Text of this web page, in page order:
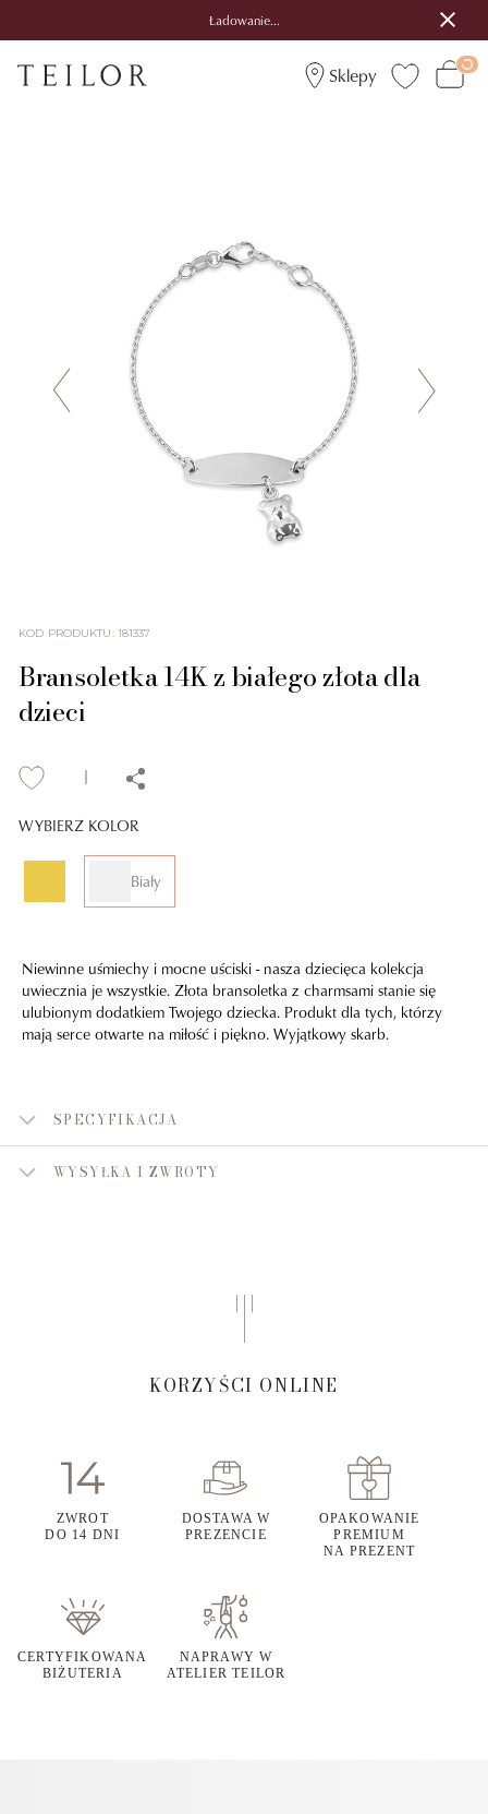
Ładowanie...
Sklepy
KOD PRODUKTU: 181337
Bransoletka 14K z białego złota dla
dzieci
WYBIERZ KOLOR
Biały
Niewinne uśmiechy i mocne uściski - nasza dziecięca kolekcja
uwiecznia je wszystkie. Złota bransoletka z charmsami stanie się
ulubionym dodatkiem Twojego dziecka. Produkt dla tych, którzy
mają serce otwarte na miłość i piękno. Wyjątkowy skarb.
SPECYFIKACJA
WYSYŁKA I ZWROTY
KORZYŚCI ONLINE
ZWROT
DO 14 DNI
DOSTAWA W
PREZENCIE
OPAKOWANIE
PREMIUM
NA PREZENT
CERTYFIKOWANA
BIŻUTERIA
NAPRAWY W
ATELIER TEILOR